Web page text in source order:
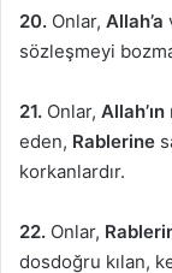
20. Onlar, Allah’a
sözleşmeyi
21. Onlar, Allah’ın
eden, Rablerine
korkanlardır.
22. Onlar,
dosdoğru kılan,